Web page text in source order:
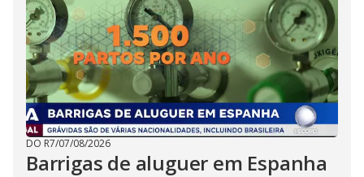
DO R7/07/08/2026
Barrigas de aluguer em Espanha